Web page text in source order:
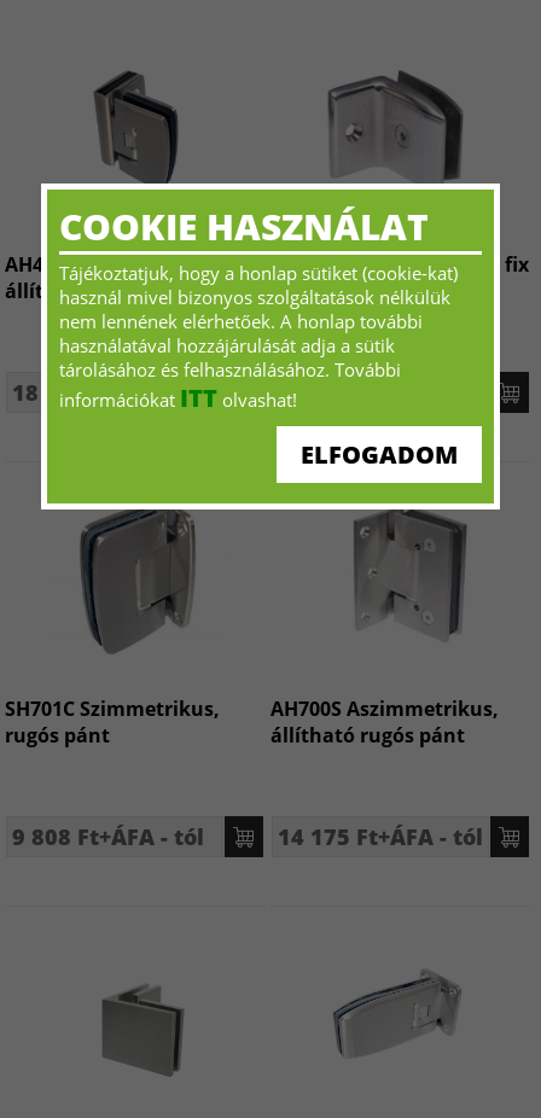
AH404C Üveg-üveg,
állítható rugós pánt
18 225 Ft+ÁFA - tól
GC706G Talpas, fal-üveg fix
megfogó
4 455 Ft+ÁFA - tól
SH701C Szimmetrikus,
rugós pánt
9 808 Ft+ÁFA - tól
AH700S Aszimmetrikus,
állítható rugós pánt
14 175 Ft+ÁFA - tól
COOKIE HASZNÁLAT
Tájékoztatjuk, hogy a honlap sütiket (cookie-kat)
használ mivel bizonyos szolgáltatások nélkülük
nem lennének elérhetőek. A honlap további
használatával hozzájárulását adja a sütik
tárolásához és felhasználásához. További
információkat ITT olvashat!
ELFOGADOM